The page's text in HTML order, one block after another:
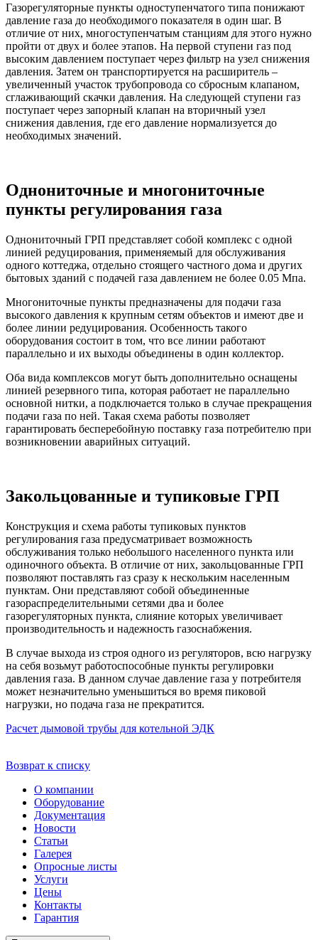
Газорегуляторные пункты одноступенчатого типа понижают
давление газа до необходимого показателя в один шаг. В
отличие от них, многоступенчатым станциям для этого нужно
пройти от двух и более этапов. На первой ступени газ под
высоким давлением поступает через фильтр на узел снижения
давления. Затем он транспортируется на расширитель –
увеличенный участок трубопровода со сбросным клапаном,
сглаживающий скачки давления. На следующей ступени газ
поступает через запорный клапан на вторичный узел
снижения давления, где его давление нормализуется до
необходимых значений.
Однониточные и многониточные
пункты регулирования газа
Однониточный ГРП представляет собой комплекс с одной
линией редуцирования, применяемый для обслуживания
одного коттеджа, отдельно стоящего частного дома и других
бытовых зданий с подачей газа давлением не более 0.05 Мпа.
Многониточные пункты предназначены для подачи газа
высокого давления к крупным сетям объектов и имеют две и
более линии редуцирования. Особенность такого
оборудования состоит в том, что все линии работают
параллельно и их выходы объединены в один коллектор.
Оба вида комплексов могут быть дополнительно оснащены
линией резервного типа, которая работает не параллельно
основной нитки, а подключается только в случае прекращения
подачи газа по ней. Такая схема работы позволяет
гарантировать бесперебойную поставку газа потребителю при
возникновении аварийных ситуаций.
Закольцованные и тупиковые ГРП
Конструкция и схема работы тупиковых пунктов
регулирования газа предусматривает возможность
обслуживания только небольшого населенного пункта или
одиночного объекта. В отличие от них, закольцованные ГРП
позволяют поставлять газ сразу к нескольким населенным
пунктам. Они представляют собой объединенные
газораспределительными сетями два и более
газорегуляторных пункта, слияние которых увеличивает
производительность и надежность газоснабжения.
В случае выхода из строя одного из регуляторов, всю нагрузку
на себя возьмут работоспособные пункты регулировки
давления газа. В данном случае давление газа у потребителя
может незначительно уменьшиться во время пиковой
нагрузки, но подача газа не прекратится.
Расчет дымовой трубы для котельной ЭДК
Возврат к списку
О компании
Оборудование
Документация
Новости
Статьи
Галерея
Опросные листы
Услуги
Цены
Контакты
Гарантия